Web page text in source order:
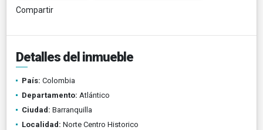
Compartir
Detalles del inmueble
País: Colombia
Departamento: Atlántico
Ciudad: Barranquilla
Localidad: Norte Centro Historico